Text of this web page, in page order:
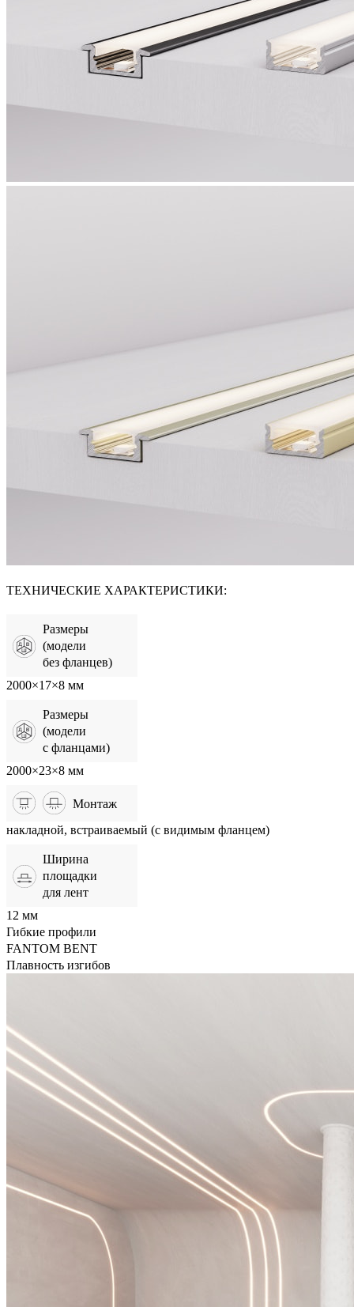
ТЕХНИЧЕСКИЕ ХАРАКТЕРИСТИКИ:
Размеры
(модели
без фланцев)
2000×17×8 мм
Размеры
(модели
с фланцами)
2000×23×8 мм
Монтаж
накладной, встраиваемый (с видимым фланцем)
Ширина
площадки
для лент
12 мм
Гибкие профили
FANTOM BENT
Плавность изгибов